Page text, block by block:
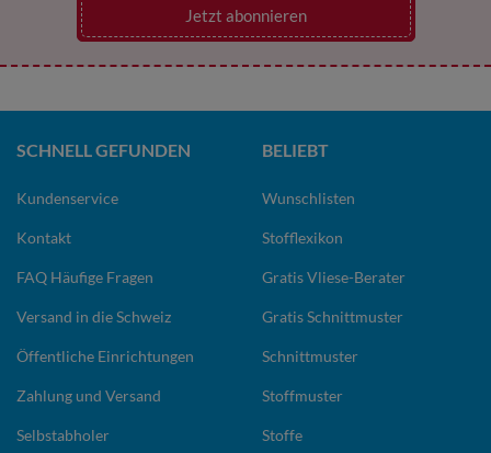
Jetzt abonnieren
SCHNELL GEFUNDEN
Kundenservice
Kontakt
FAQ Häufige Fragen
Versand in die Schweiz
Öffentliche Einrichtungen
Zahlung und Versand
Selbstabholer
BELIEBT
Wunschlisten
Stofflexikon
Gratis Vliese-Berater
Gratis Schnittmuster
Schnittmuster
Stoffmuster
Stoffe